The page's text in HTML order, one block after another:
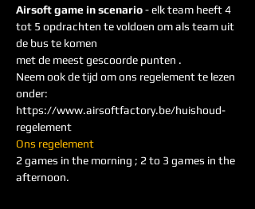
Airsoft game in scenario - elk team heeft 4
tot 5 opdrachten te voldoen om als team uit
de bus te komen
met de meest gescoorde punten .
Neem ook de tijd om ons regelement te lezen
onder:
https://www.airsoftfactory.be/huishoud-
regelement
Ons regelement
2 games in the morning ; 2 to 3 games in the
afternoon.